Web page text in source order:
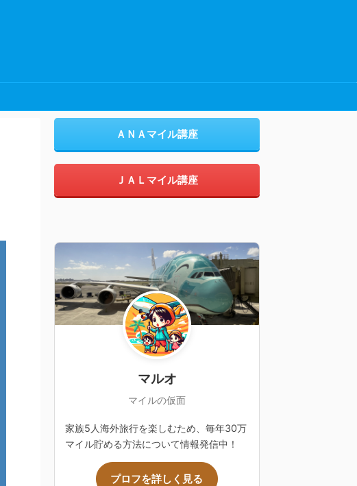
ＡＮＡマイル講座
ＪＡＬマイル講座
マルオ
マイルの仮面
家族5人海外旅行を楽しむため、毎年30万
マイル貯める方法について情報発信中！
プロフを詳しく見る